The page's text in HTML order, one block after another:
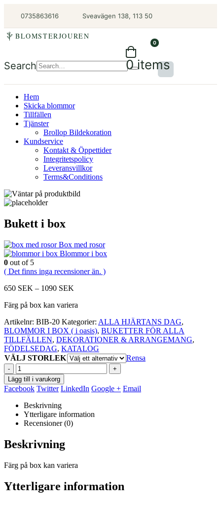
0735863616 Sveavägen 138, 113 50
BLOMSTERJOUREN
Search
0
0 items
Hem
Skicka blommor
Tillfällen
Tjänster
Brollop Bildekoration
Kundservice
Kontakt & Öppettider
Integritetspolicy
Leveransvillkor
Terms&Conditions
Bukett i box
Box med rosor
Blommor i box
0 out of 5
( Det finns inga recensioner än. )
650 SEK – 1090 SEK
SEK
1090
SEK
Färg på box kan variera
Artikelnr: BIB-20 Kategorier: ALLA HJÄRTANS DAG,
BLOMMOR I BOX ( i oasis), BUKETTER FÖR ALLA
TILLFÄLLEN, DEKORATIONER & ARRANGEMANG,
FÖDELSEDAG, KATALOG
VÄLJ STORLEK
Rensa
-
+
Lägg till i varukorg
Facebook Twitter LinkedIn Google + Email
Beskrivning
Ytterligare information
Recensioner (0)
Beskrivning
Färg på box kan variera
Ytterligare information